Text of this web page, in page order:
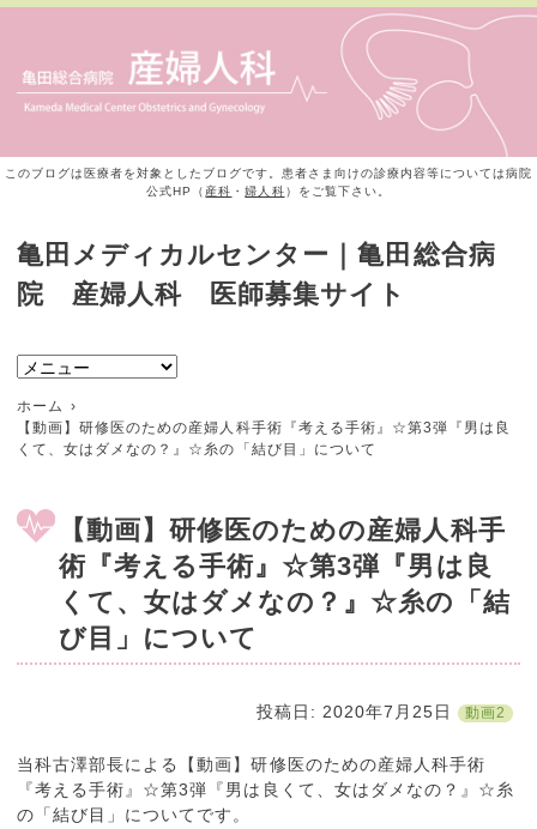
このブログは医療者を対象としたブログです。患者さま向けの診療内容等については病院
公式HP（産科 ・婦人科）をご覧下さい。
亀田メディカルセンター｜亀田総合病
院 産婦人科 医師募集サイト
ホーム
【動画】研修医のための産婦人科手術『考える手術』☆第3弾『男は良
くて、女はダメなの？』☆糸の「結び目」について
【動画】研修医のための産婦人科手
術『考える手術』☆第3弾『男は良
くて、女はダメなの？』☆糸の「結
び目」について
投稿日: 2020年7月25日 動画2
当科古澤部長による【動画】研修医のための産婦人科手術
『考える手術』☆第3弾『男は良くて、女はダメなの？』☆糸
の「結び目」についてです。